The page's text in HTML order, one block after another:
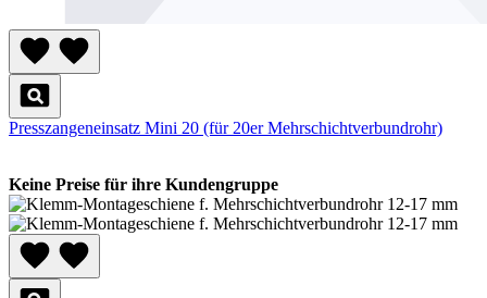
Presszangeneinsatz Mini 20 (für 20er Mehrschichtverbundrohr)
Keine Preise für ihre Kundengruppe